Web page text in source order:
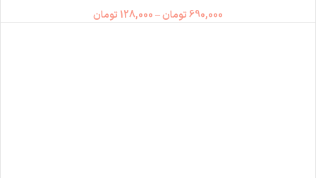
690,000تومان–
128,000 تومان